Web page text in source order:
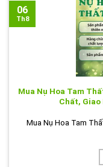
Mua Nụ Hoa Tam
Chất, Giao
Mua Nụ Hoa Tam
06
Th8